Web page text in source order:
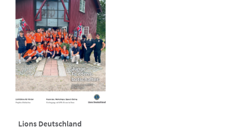
Lions Deutschland